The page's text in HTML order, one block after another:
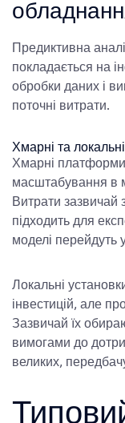
Предиктивна
покладається на
обробки даних і
поточні витрати.
Хмарні та локальні
Хмарні
масштабування в
Витрати зазвичай
підходить для
моделі перейдуть
Локальні
інвестицій, але
Зазвичай їх
вимогами до
великих,